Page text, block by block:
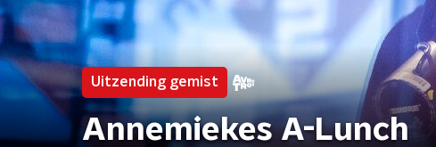
Uitzending gemist
Annemiekes A-Lunch